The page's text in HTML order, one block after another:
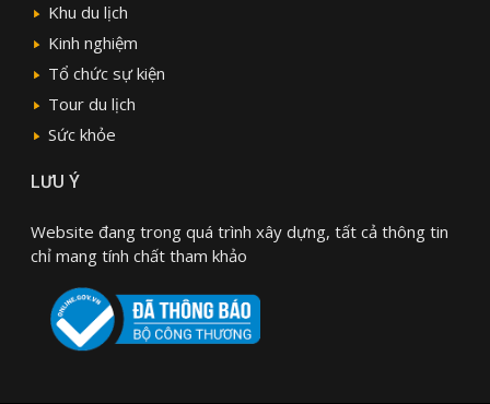
Khu du lịch
Kinh nghiệm
Tổ chức sự kiện
Tour du lịch
Sức khỏe
LƯU Ý
Website đang trong quá trình xây dựng, tất cả thông tin
chỉ mang tính chất tham khảo